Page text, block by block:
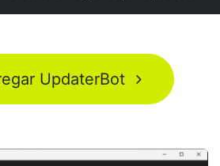
UpdaterBot